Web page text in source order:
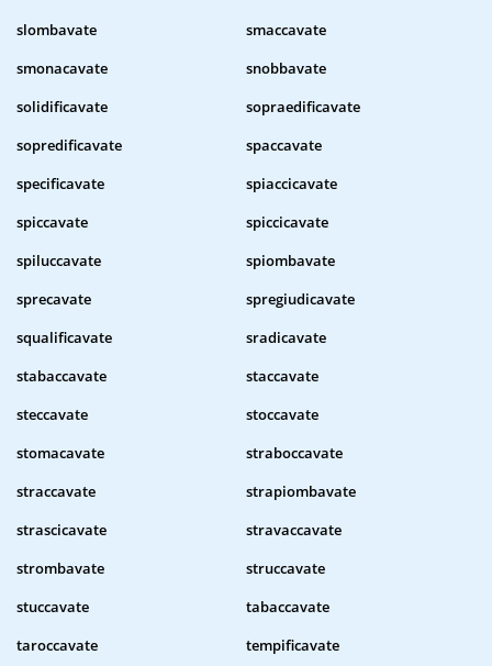
slombavate
smaccavate
smonacavate
snobbavate
solidificavate
sopraedificavate
sopredificavate
spaccavate
specificavate
spiaccicavate
spiccavate
spiccicavate
spiluccavate
spiombavate
sprecavate
spregiudicavate
squalificavate
sradicavate
stabaccavate
staccavate
steccavate
stoccavate
stomacavate
straboccavate
straccavate
strapiombavate
strascicavate
stravaccavate
strombavate
struccavate
stuccavate
tabaccavate
taroccavate
tempificavate